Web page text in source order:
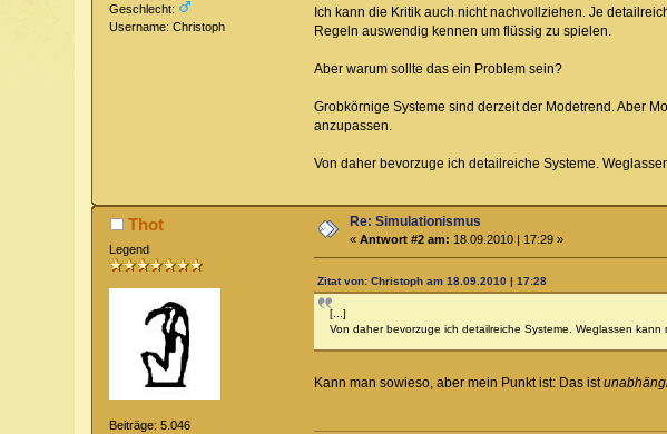
Geschlecht:
Username: Christoph
Ich kann die Kritik auch nicht nachvollziehen. Je
Regeln auswendig kennen um flüssig zu spielen.
Aber warum sollte das ein Problem sein?
Grobkörnige Systeme sind derzeit der Modetrend. Aber
anzupassen.
Von daher bevorzuge ich detailreiche Systeme.
Thot
Legend
Beiträge: 5.046
Re: Simulationismus
«Antwort #2 am: 18.09.2010 | 17:29 »
Zitat von: Christoph am 18.09.2010 | 17:28
[...]
Von daher bevorzuge ich detailreiche Systeme. Weglassen
Kann man sowieso, aber mein Punkt ist: Das ist